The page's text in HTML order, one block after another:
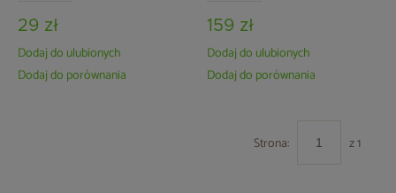
29 zł
Dodaj do ulubionych
Dodaj do porównania
159 zł
Dodaj do ulubionych
Dodaj do porównania
Strona: z 1